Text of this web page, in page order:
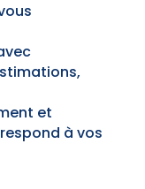
et
à vos